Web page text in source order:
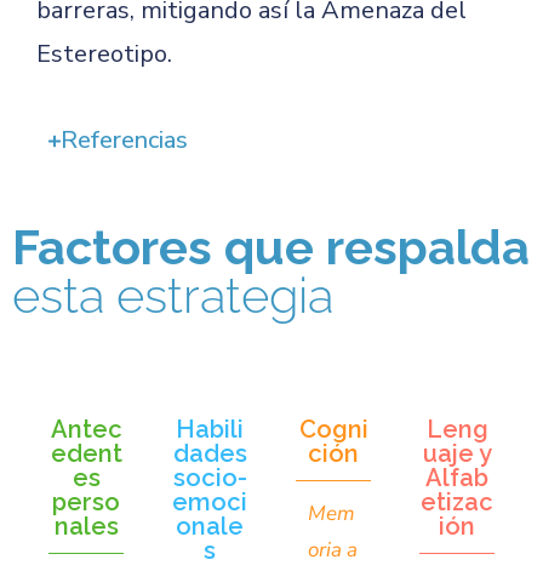
barreras, mitigando así la Amenaza del
Estereotipo.
Referencias
Factores que respalda
esta estrategia
Antec
edent
es
perso
nales
Habili
dades
socio-
emoci
onale
s
Cogni
ción
Mem
oria a
Leng
uaje y
Alfab
etizac
ión